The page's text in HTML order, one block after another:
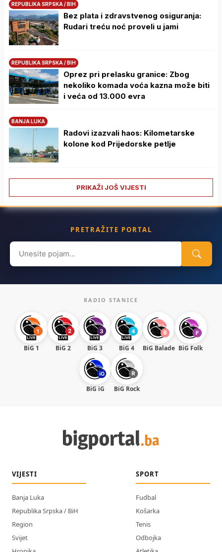
REPUBLIKA SRPSKA / BIH
Bez plata i zdravstvenog osiguranja:
Rudari treću noć proveli u jami
REPUBLIKA SRPSKA / BIH
Oprez pri prelasku granice: Zbog
nekoliko komada voća kazna može biti
i veća od 13.000 evra
BANJA LUKA
Radovi izazvali haos: Kilometarske
kolone kod Prijedorske petlje
PRIKAŽI JOŠ VIJESTI
PRETRAŽITE PORTAL
Search
for:
RADIO STANICE
BiG 1 BiG 2 BiG 3 BiG 4 BiG Balade BiG Folk
BiG iG BiG Rock
VIJESTI
Banja Luka
Republika Srpska / BiH
Region
Svijet
SPORT
Fudbal
Košarka
Tenis
Odbojka